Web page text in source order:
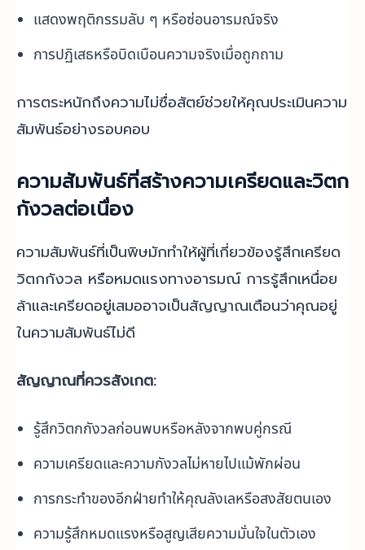
แสดงพฤติกรรมลับ ๆ หรือซ่อนอารมณ์จริง
การปฏิเสธหรือบิดเบือนความจริงเมื่อถูกถาม
การตระหนักถึงความไม่ซื่อสัตย์ช่วยให้คุณประเมินความ
สัมพันธ์อย่างรอบคอบ
ความสัมพันธ์ที่สร้างความเครียดและวิตก
กังวลต่อเนื่อง
ความสัมพันธ์ที่เป็นพิษมักทำให้ผู้ที่เกี่ยวข้องรู้สึกเครียด
วิตกกังวล หรือหมดแรงทางอารมณ์ การรู้สึกเหนื่อย
ล้าและเครียดอยู่เสมออาจเป็นสัญญาณเตือนว่าคุณอยู่
ในความสัมพันธ์ไม่ดี
สัญญาณที่ควรสังเกต:
รู้สึกวิตกกังวลก่อนพบหรือหลังจากพบคู่กรณี
ความเครียดและความกังวลไม่หายไปแม้พักผ่อน
การกระทำของอีกฝ่ายทำให้คุณลังเลหรือสงสัยตนเอง
ความรู้สึกหมดแรงหรือสูญเสียความมั่นใจในตัวเอง